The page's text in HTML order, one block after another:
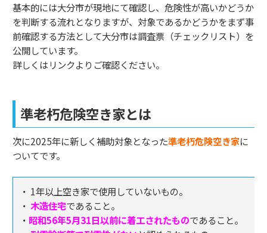
基本的には大分市が現地にて確認し、危険性が高いかどうか
を判断する流れとなりますが、対象であるかどうかをまず事
前確認する方法として大分市は調査票（チェックリスト）を
公開しています。
詳しくはリンクよりご確認ください。
準老朽危険空き家とは
次に2025年に新しく補助対象となった準老朽危険空き家に
ついてです。
・ 1年以上空き家で使用していないもの。
・木造住宅であること。
・ 昭和56年5月31日以前に着工されたものであること。